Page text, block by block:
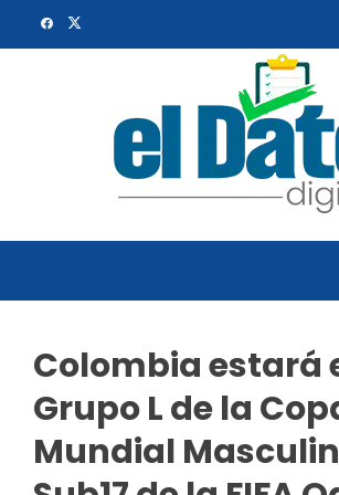
Colombia estará
Grupo L de la
Mundial